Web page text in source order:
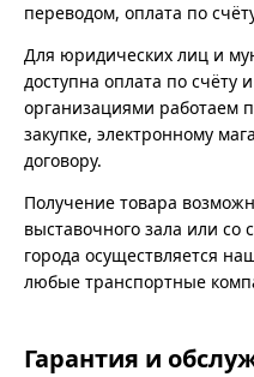
переводом, оплата по
Для юридических лиц и
доступна оплата по счёту
организациями работаем
закупке, электронному
договору.
Получение товара
выставочного зала или со
города осуществляется
любые транспортные
Гарантия и